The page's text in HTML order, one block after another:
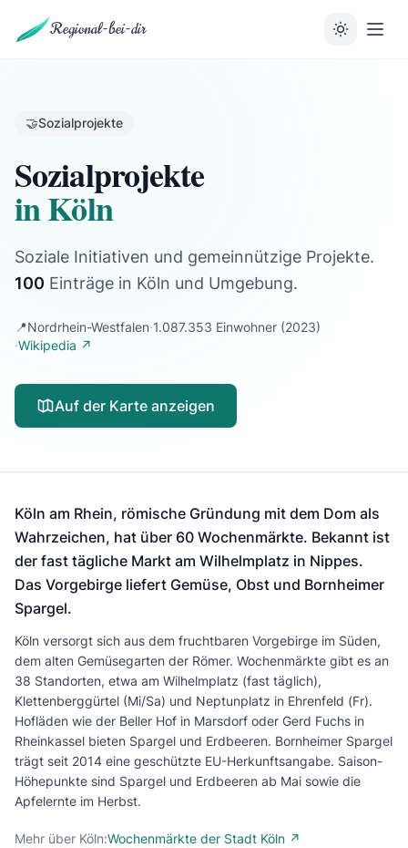
Regional-bei-dir
🤝Sozialprojekte
Sozialprojekte
in Köln
Soziale Initiativen und gemeinnützige Projekte.
100 Einträge in Köln und Umgebung.
📍Nordrhein-Westfalen·1.087.353 Einwohner (2023)
·Wikipedia ↗
Auf der Karte anzeigen
Köln am Rhein, römische Gründung mit dem Dom als
Wahrzeichen, hat über 60 Wochenmärkte. Bekannt ist
der fast tägliche Markt am Wilhelmplatz in Nippes.
Das Vorgebirge liefert Gemüse, Obst und Bornheimer
Spargel.
Köln versorgt sich aus dem fruchtbaren Vorgebirge im Süden,
dem alten Gemüsegarten der Römer. Wochenmärkte gibt es an
38 Standorten, etwa am Wilhelmplatz (fast täglich),
Klettenberggürtel (Mi/Sa) und Neptunplatz in Ehrenfeld (Fr).
Hofläden wie der Beller Hof in Marsdorf oder Gerd Fuchs in
Rheinkassel bieten Spargel und Erdbeeren. Bornheimer Spargel
trägt seit 2014 eine geschützte EU-Herkunftsangabe. Saison-
Höhepunkte sind Spargel und Erdbeeren ab Mai sowie die
Apfelernte im Herbst.
Mehr über Köln:Wochenmärkte der Stadt Köln ↗